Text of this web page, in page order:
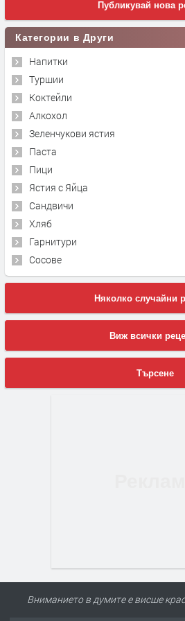
Публикувай нова
Категории в Други
Напитки
Туршии
Коктейли
Алкохол
Зеленчукови ястия
Паста
Пици
Ястия с Яйца
Сандвичи
Хляб
Гарнитури
Сосове
Няколко случайни
Виж всички
Търсене
Вниманието в думите е висше